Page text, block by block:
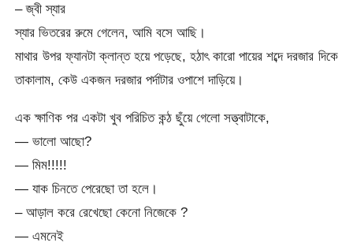
– জ্বী স্যার
স্যার ভিতরের রুমে গেলেন, আমি বসে আছি।
মাথার উপর ফ্যানটা ক্লান্ত হয়ে পড়েছে, হঠাৎ কারো পায়ের শব্দে দরজার দিকে
তাকালাম, কেউ একজন দরজার পর্দাটার ওপাশে দাড়িয়ে।
এক ক্ষাণিক পর একটা খুব পরিচিত কন্ঠ ছুঁয়ে গেলো সত্ত্বাটাকে,
— ভালো আছো?
— মিম!!!!!
— যাক চিনতে পেরেছো তা হলে।
– আড়াল করে রেখেছো কেনো নিজেকে ?
— এমনেই